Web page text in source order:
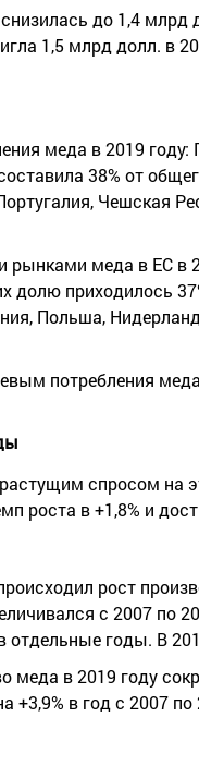
до 1,4 млрд
1,5 млрд долл. в
меда в 2019
38% от
Чешская
меда в ЕС в
долю приходилось
Польша,
потребления меда
спросом на
роста в +1,8% и
рост
с 2007 по
годы. В
меда в 2019 году
+3,9% в год с 2007 по